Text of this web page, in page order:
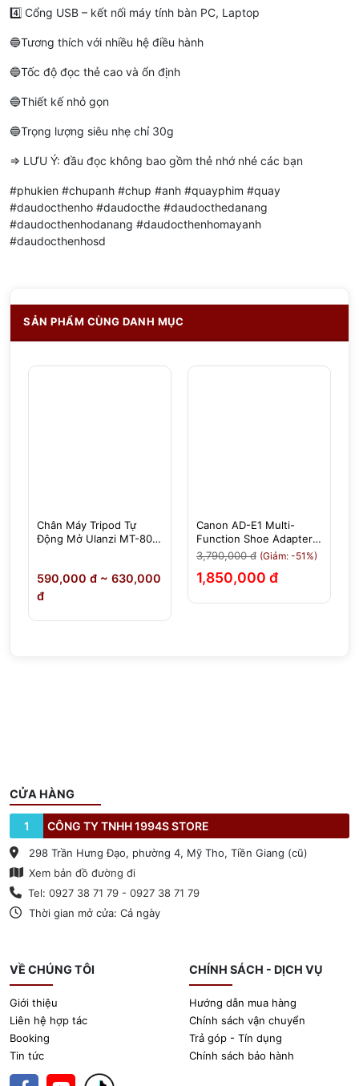
4️⃣ Cổng USB – kết nối máy tính bàn PC, Laptop
🔵Tương thích với nhiều hệ điều hành
🔵Tốc độ đọc thẻ cao và ổn định
🔵Thiết kế nhỏ gọn
🔵Trọng lượng siêu nhẹ chỉ 30g
=> LƯU Ý: đầu đọc không bao gồm thẻ nhớ nhé các bạn
#phukien #chupanh #chup #anh #quayphim #quay
#daudocthenho #daudocthe #daudocthedanang
#daudocthenhodanang #daudocthenhomayanh
#daudocthenhosd
SẢN PHẨM CÙNG DANH MỤC
Chân Máy Tripod Tự
Động Mở Ulanzi MT-80 -
590,000 đ ~ 630,000
đ
Canon AD-E1 Multi-
Function Shoe Adapter -
Chính Hãng
3,790,000 đ (Giảm: -51%)
1,850,000 đ
CỬA HÀNG
1 CÔNG TY TNHH 1994S STORE
298 Trần Hưng Đạo, phường 4, Mỹ Tho, Tiền Giang (cũ)
Xem bản đồ đường đi
Tel: 0927 38 71 79 - 0927 38 71 79
Thời gian mở cửa: Cả ngày
VỀ CHÚNG TÔI
Giới thiệu
Liên hệ hợp tác
Booking
Tin tức
CHÍNH SÁCH - DỊCH VỤ
Hướng dẫn mua hàng
Chính sách vận chuyển
Trả góp - Tín dụng
Chính sách bảo hành